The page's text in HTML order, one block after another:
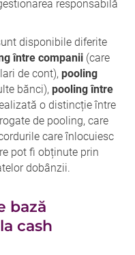
responsabilă
disponibile diferite
între companii (care
de cont), pooling
bănci), pooling între
o distincție între
de pooling, care
care înlocuiesc
pot fi obținute prin
dobânzii.
bază
cash